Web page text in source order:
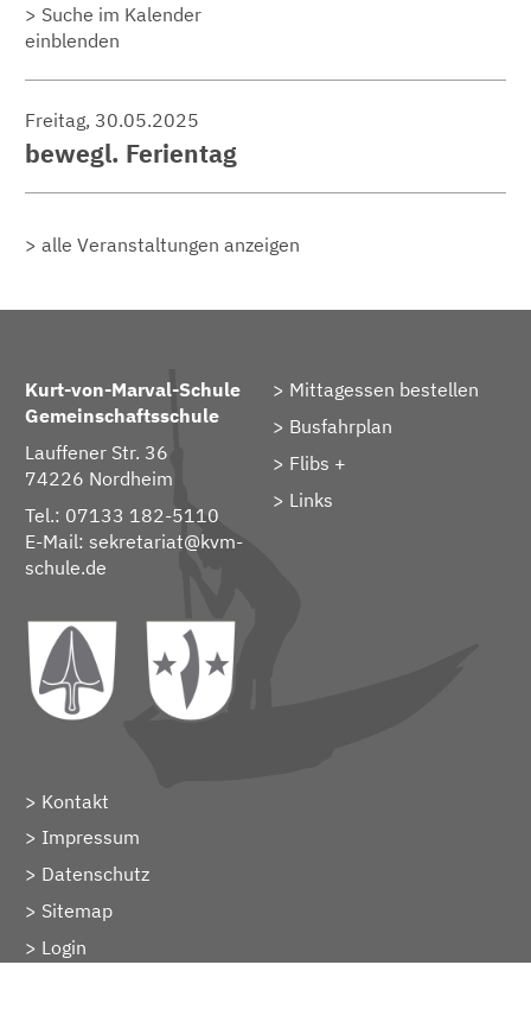
Suche im Kalender
einblenden
Freitag, 30.05.2025
bewegl. Ferientag
alle Veranstaltungen anzeigen
Kurt-von-Marval-Schule
Gemeinschaftsschule
Lauffener Str. 36
74226 Nordheim
Tel.: 07133 182-5110
E-Mail: sekretariat@kvm-
schule.de
Mittagessen bestellen
Busfahrplan
Flibs +
Links
Kontakt
Impressum
Datenschutz
Sitemap
> Login